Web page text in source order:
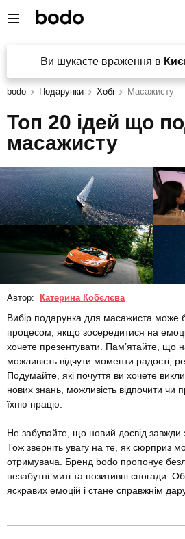
Ви шукаєте враження в
bodo Подарунки Хобі Масажисту
Топ 20 ідей що
масажисту
Автор: Катерина Кобєлєва
Вибір подарунка для масажиста може
процесом, якщо зосередитися на
хочете презентувати. Пам’ятайте, що
можливість відчути моменти радості,
Подумайте, які почуття ви хочете
нових знань, можливість відпочити чи
їхню працю.
Не забувайте, що новий досвід завжди
Тож зверніть увагу на те, як сюрприз
отримувача. Бренд bodo пропонує
незабутні миті та позитивні спогади.
яскравих емоцій і стане справжнім